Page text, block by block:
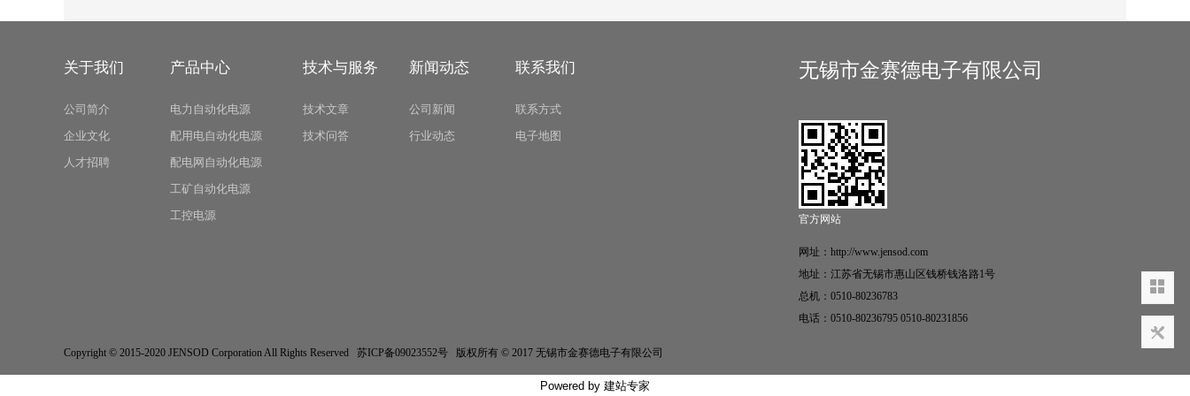
关于我们
公司简介
企业文化
人才招聘
产品中心
电力自动化电源
配用电自动化电源
配电网自动化电源
工矿自动化电源
工控电源
技术与服务
技术文章
技术问答
新闻动态
公司新闻
行业动态
联系我们
联系方式
电子地图
无锡市金赛德电子有限公司
官方网站
网址：http://www.jensod.com
地址：江苏省无锡市惠山区钱桥钱洛路1号
总机：0510-80236783
电话：0510-80236795 0510-80231856
Copyright © 2015-2020 JENSOD Corporation All Rights Reserved 苏ICP备09023552号 版权所有 © 2017 无锡市金赛德电子有限公司
Powered by 建站专家